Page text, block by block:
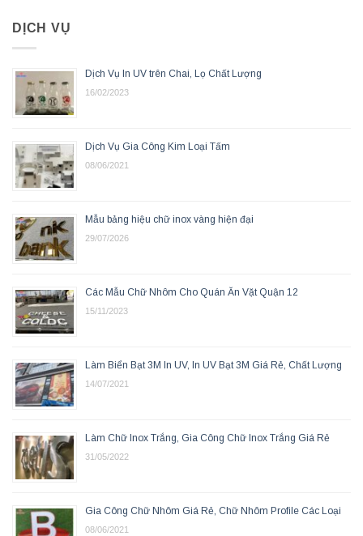
DỊCH VỤ
Dịch Vụ In UV trên Chai, Lọ Chất Lượng
16/02/2023
Dịch Vụ Gia Công Kim Loại Tấm
08/06/2021
Mẫu bảng hiệu chữ inox vàng hiện đại
29/07/2026
Các Mẫu Chữ Nhôm Cho Quán Ăn Vặt Quận 12
15/11/2023
Làm Biển Bạt 3M In UV, In UV Bạt 3M Giá Rẻ, Chất Lượng
14/07/2021
Làm Chữ Inox Trắng, Gia Công Chữ Inox Trắng Giá Rẻ
31/05/2022
Gia Công Chữ Nhôm Giá Rẻ, Chữ Nhôm Profile Các Loại
08/06/2021